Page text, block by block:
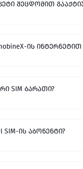
შეცდომით
ის
SIM ბარათი?
ის აბონენტი?